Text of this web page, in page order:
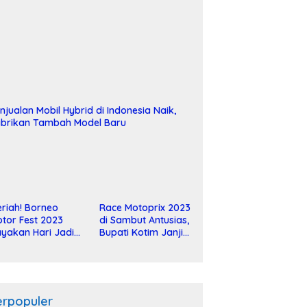
Mobil Hybrid di Indonesia Naik,
Tambah Model Baru
Borneo
Fest 2023
Hari Jadi
Race Motoprix 2023
di Sambut Antusias,
Bupati Kotim Janji